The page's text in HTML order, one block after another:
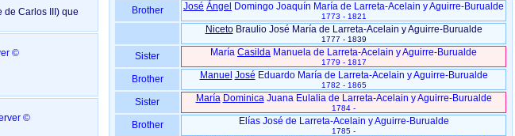
Brother José Ángel Domingo Joaquín María de Larreta-Acelain y Aguirre-Burualde
1773 - 1821
NicetoBraulio José María de Larreta-Acelain y Aguirre-Burualde
1777 - 1839
Sister María Casilda Manuela de Larreta-Acelain y Aguirre-Burualde
1779 - 1817
Brother Manuel José Eduardo María de Larreta-Acelain y Aguirre-Burualde
1782 - 1865
Sister María DominicaJuana Eulalia de Larreta-Acelain y Aguirre-Burualde
1784 -
Brother Elías José de Larreta-Acelain y Aguirre-Burualde
1785 -